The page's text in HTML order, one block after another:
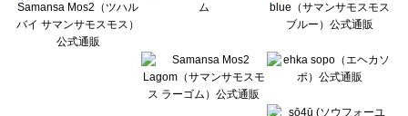
BETTY'S BLUE（べティーズブルー）の雑貨一覧
Wpc.（ワールドパーティー）の雑貨一覧